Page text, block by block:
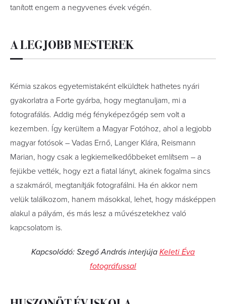
tanított engem a negyvenes évek végén.
A LEGJOBB MESTEREK
Kémia szakos egyetemistaként elküldtek hathetes nyári
gyakorlatra a Forte gyárba, hogy megtanuljam, mi a
fotografálás. Addig még fényképezőgép sem volt a
kezemben. Így kerültem a Magyar Fotóhoz, ahol a legjobb
magyar fotósok – Vadas Ernő, Langer Klára, Reismann
Marian, hogy csak a legkiemelkedőbbeket említsem – a
fejükbe vették, hogy ezt a fiatal lányt, akinek fogalma sincs
a szakmáról, megtanítják fotografálni. Ha én akkor nem
velük találkozom, hanem másokkal, lehet, hogy másképpen
alakul a pályám, és más lesz a művészetekhez való
kapcsolatom is.
Kapcsolódó: Szegő András interjúja Keleti Éva
fotográfussal